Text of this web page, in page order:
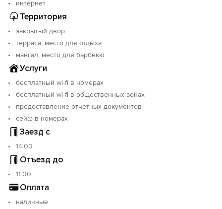
На территории имеется кухня и мангал для
приготовления шашлыка.
интернет
Территория
закрытый двор
терраса, место для отдыха
мангал, место для барбекю
Услуги
бесплатный wi-fi в номерах
бесплатный wi-fi в общественных зонах
предоставление отчетных документов
сейф в номерах
Заезд с
14:00
Отъезд до
11:00
Оплата
наличные